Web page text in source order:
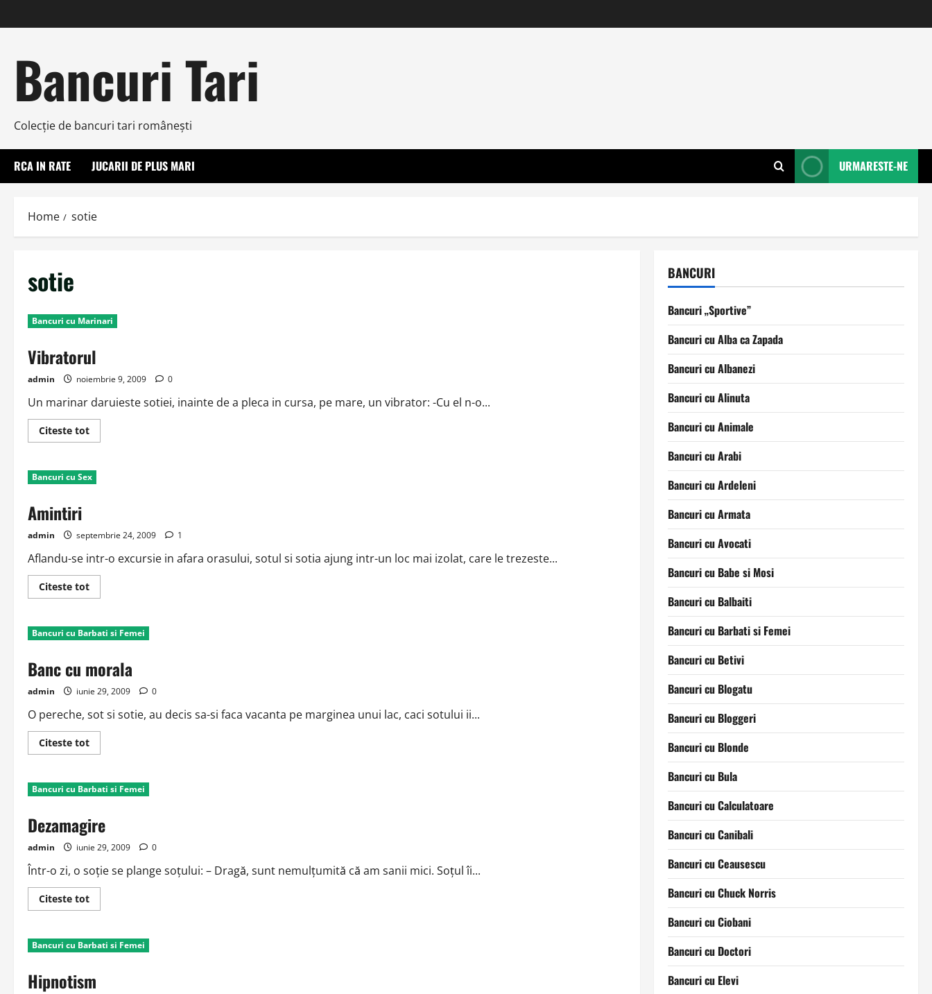
to
Bancuri Tari
Colecţie de bancuri tari româneşti
RCA IN RATE JUCARII DE PLUS MARI URMARESTE-NE
Home sotie
sotie
Bancuri cu Marinari
Vibratorul
admin noiembrie 9, 2009 0
Un marinar daruieste sotiei, inainte de a pleca in cursa, pe mare, un vibrator: -Cu el n-o...
Citeste totRead
more
Bancuri cu Sex
Amintiri
admin septembrie 24, 2009 1
Aflandu-se intr-o excursie in afara orasului, sotul si sotia ajung intr-un loc mai izolat, care le trezeste...
Citeste totRead
more
Bancuri cu Barbati si Femei
Banc cu morala
admin iunie 29, 2009 0
O pereche, sot si sotie, au decis sa-si faca vacanta pe marginea unui lac, caci sotului ii...
Citeste totRead
more
cu
morala
Bancuri cu Barbati si Femei
Dezamagire
admin iunie 29, 2009 0
Într-o zi, o soţie se plange soţului: – Dragă, sunt nemulţumită că am sanii mici. Soţul îi...
Citeste totRead
more
Bancuri cu Barbati si Femei
Hipnotism
BANCURI
Bancuri „Sportive”
Bancuri cu Alba ca Zapada
Bancuri cu Albanezi
Bancuri cu Alinuta
Bancuri cu Animale
Bancuri cu Arabi
Bancuri cu Ardeleni
Bancuri cu Armata
Bancuri cu Avocati
Bancuri cu Babe si Mosi
Bancuri cu Balbaiti
Bancuri cu Barbati si Femei
Bancuri cu Betivi
Bancuri cu Blogatu
Bancuri cu Bloggeri
Bancuri cu Blonde
Bancuri cu Bula
Bancuri cu Calculatoare
Bancuri cu Canibali
Bancuri cu Ceausescu
Bancuri cu Chuck Norris
Bancuri cu Ciobani
Bancuri cu Doctori
Bancuri cu Elevi